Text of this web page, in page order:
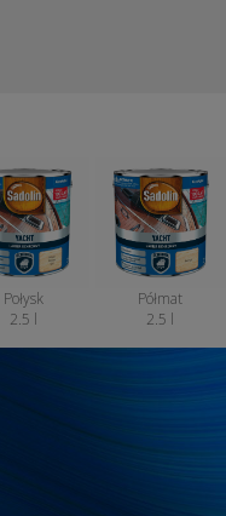
Połysk
2.5 l
Półmat
2.5 l